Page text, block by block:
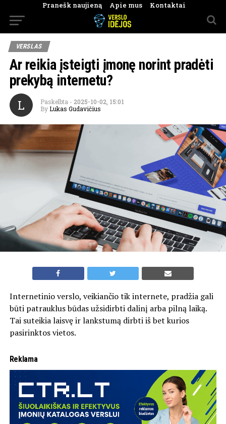
Pranešk naujieną Apie mus Kontaktai
VERSLAS
Ar reikia įsteigti įmonę norint pradėti
prekybą internetu?
L Paskelbta - 2025-10-02, 15:01
By Lukas Gudavičius
Internetinio verslo, veikiančio tik internete, pradžia gali
būti patrauklus būdas užsidirbti dalinį arba pilną laiką.
Tai suteikia laisvę ir lankstumą dirbti iš bet kurios
pasirinktos vietos.
Reklama